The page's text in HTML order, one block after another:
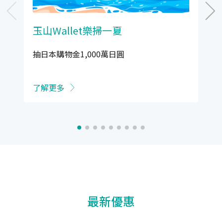
玉山Wallet樂掃一夏
抽日本購物金1,000萬日圓
了解更多
最新優惠